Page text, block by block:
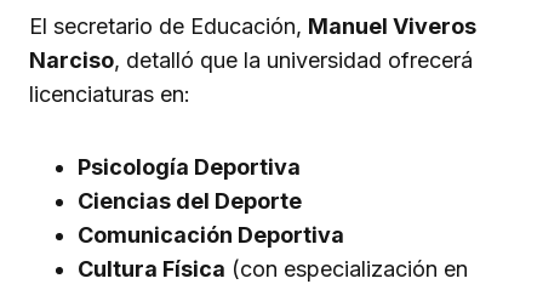
El secretario de Educación, Manuel Viveros
Narciso, detalló que la universidad ofrecerá
licenciaturas en:
Psicología Deportiva
Ciencias del Deporte
Comunicación Deportiva
Cultura Física (con especialización en